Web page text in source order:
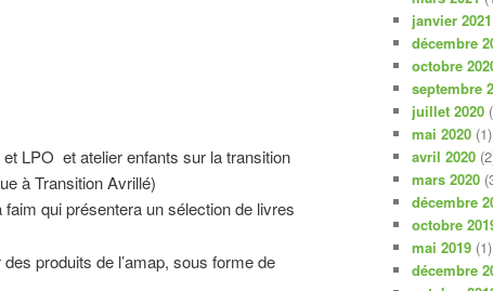
LPO et atelier enfants sur la transition
à Transition Avrillé)
qui présentera un sélection de livres
produits de l’amap, sous forme de
janvier 2021
décembre
octobre
septembre
juillet 2020
mai 2020 (1)
avril 2020
mars 2020
décembre
octobre
mai 2019 (1)
décembre